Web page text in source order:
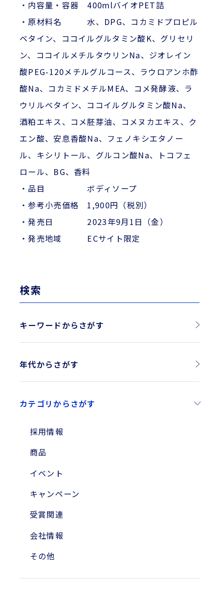
検索
キーワードからさがす
年代からさがす
2025年
2024年
2023年
2010年
2004年
カテゴリからさがす
採用情報
商品
イベント
キャンペーン
受賞関連
会社情報
その他
・内容量・容器 400mlバイオPET詰
・原材料名 水、DPG、コカミドプロピル
ベタイン、ココイルグルタミン酸K、グリセリ
ン、ココイルメチルタウリンNa、ジオレイン
酸PEG-120メチルグルコース、ラウロアンホ酢
酸Na、コカミドメチルMEA、コメ発酵液、ラ
ウリルベタイン、ココイルグルタミン酸Na、
酒粕エキス、コメ胚芽油、コメヌカエキス、ク
エン酸、安息香酸Na、フェノキシエタノー
ル、キシリトール、グルコン酸Na、トコフェ
ロール、BG、香料
・品目 ボディソープ
・参考小売価格 1,900円（税別）
・発売日 2023年9月1日（金）
・発売地域 ECサイト限定